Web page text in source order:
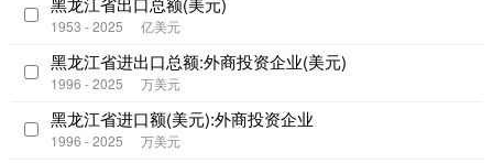
1953 - 2025 亿美元
黑龙江省进出口总额:外商投资企业(美元)
1996 - 2025 万美元
黑龙江省进口额(美元):外商投资企业
1996 - 2025 万美元